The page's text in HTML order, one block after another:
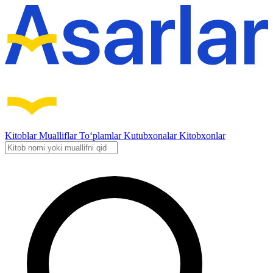
KitoblarMualliflarTo‘plamlarKutubxonalarKitobxonlar